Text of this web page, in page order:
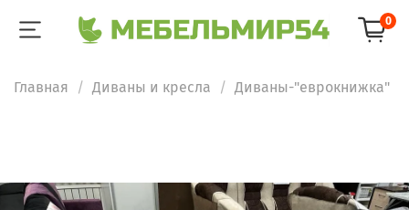
0
Главная Диваны и кресла Диваны-"еврокнижка"